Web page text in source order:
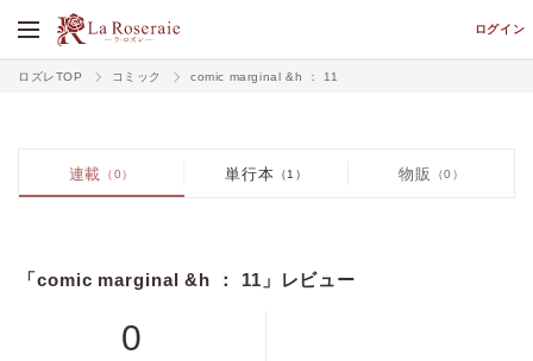
ログイン
ロズレTOP コミック comic marginal &h ： 11
連載 （0） 単行本 （1） 物販 （0）
「comic marginal &h ： 11」レビュー
0